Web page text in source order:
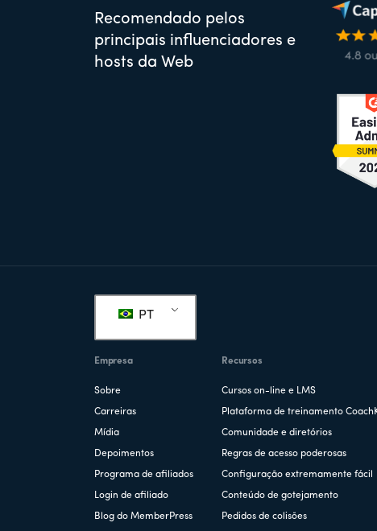
Recomendado pelos
principais influenciadores e
hosts da Web
PT
Empresa
Sobre
Carreiras
Mídia
Depoimentos
Programa de afiliados
Login de afiliado
Blog do MemberPress
Recursos
Cursos on-line e LMS
Plataforma de treinamento
Comunidade e diretórios
Regras de acesso poderosas
Configuração extremamente fácil
Conteúdo de gotejamento
Pedidos de colisões